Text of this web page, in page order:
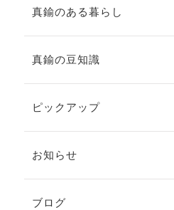
真鍮のある暮らし
真鍮の豆知識
ピックアップ
お知らせ
ブログ